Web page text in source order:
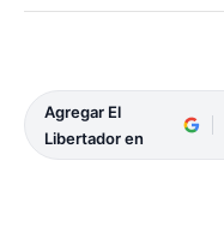
Agregar El
Libertador en